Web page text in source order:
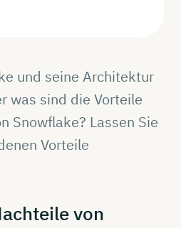
und seine Architektur
was sind die Vorteile
Snowflake? Lassen Sie
Vorteile
von